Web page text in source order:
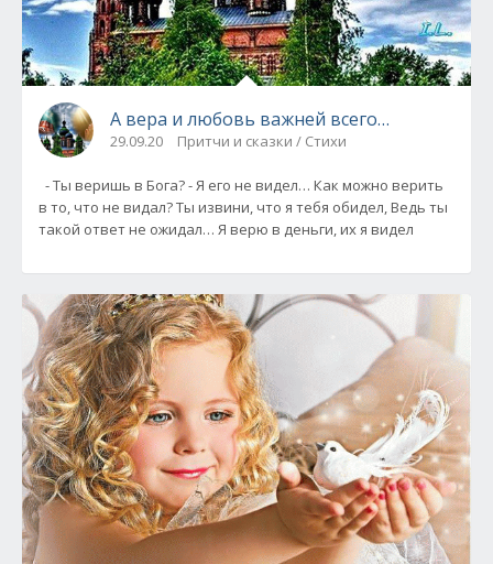
А вера и любовь важней всего…
29.09.20 Притчи и сказки / Стихи
- Ты веришь в Бога? - Я его не видел… Как можно верить
в то, что не видал? Ты извини, что я тебя обидел, Ведь ты
такой ответ не ожидал… Я верю в деньги, их я видел